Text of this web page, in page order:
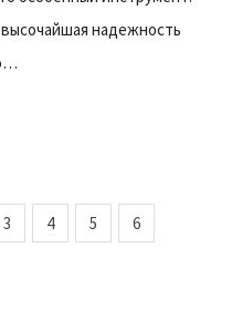
надежность
3 4 5
6